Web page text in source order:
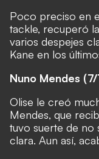
Poco preciso en
tackle, recuperó
varios despejes
Kane en los
Nuno Mendes
Olise le creó
Mendes, que
tuvo suerte de no
clara. Aun así,